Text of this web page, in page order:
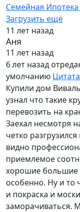
Семейная Ипотека
Загрузить ещё
11 лет назад
Аня
11 лет назад
6 лет назад
умолчанию Цитата
Купили дом
узнал что такие
перевозить на
Заехал несмотря
четко
видно
приемлемое
хорошие большие
особенно. Ну и то
и покраска и
заморачиваться.